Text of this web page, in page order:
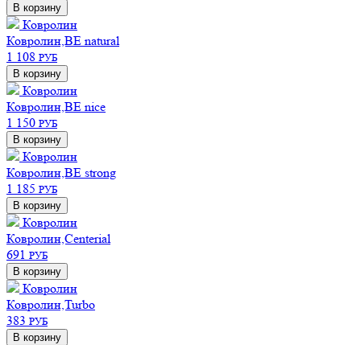
В корзину
Ковролин
Ковролин,BE natural
1 108 РУБ
В корзину
Ковролин
Ковролин,BE nice
1 150 РУБ
В корзину
Ковролин
Ковролин,BE strong
1 185 РУБ
В корзину
Ковролин
Ковролин,Centerial
691 РУБ
В корзину
Ковролин
Ковролин,Turbo
383 РУБ
В корзину